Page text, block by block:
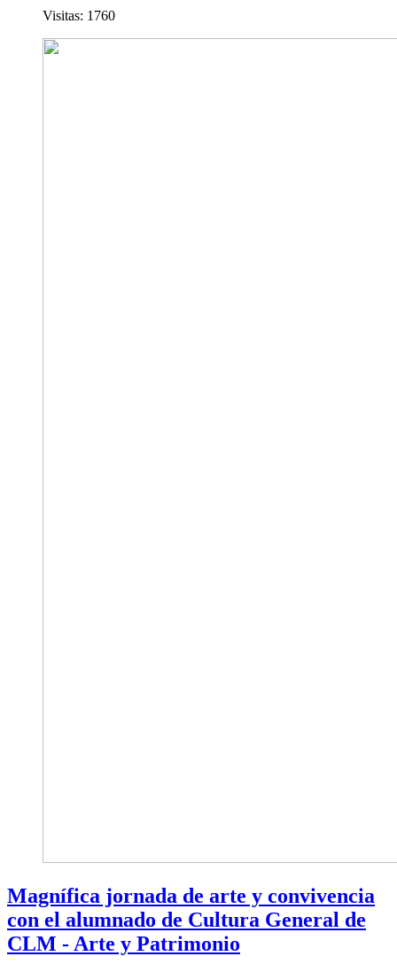
Visitas: 1760
Magnífica jornada de arte y convivencia
con el alumnado de Cultura General de
CLM - Arte y Patrimonio